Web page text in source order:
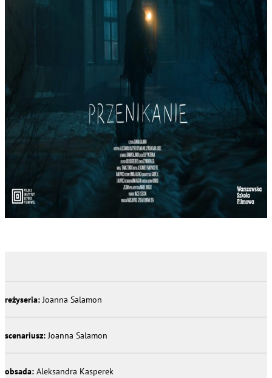
reżyseria:Joanna Salamon
scenariusz:Joanna Salamon
obsada: Aleksandra Kasperek